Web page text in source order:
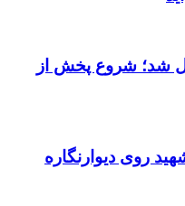
شد؛ شروع پخش از
روی دیوارنگاره